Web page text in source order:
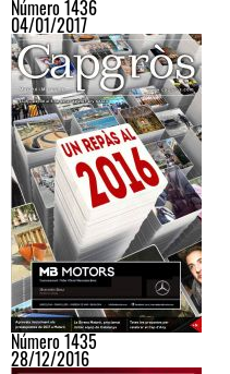
Número 1436
04/01/2017
Número 1435
28/12/2016